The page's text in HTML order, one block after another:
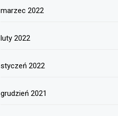
marzec 2022
luty 2022
styczeń 2022
grudzień 2021